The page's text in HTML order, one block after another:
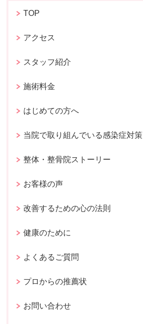
TOP
アクセス
スタッフ紹介
施術料金
はじめての方へ
当院で取り組んでいる感染症対策
整体・整骨院ストーリー
お客様の声
改善するための心の法則
健康のために
よくあるご質問
プロからの推薦状
お問い合わせ